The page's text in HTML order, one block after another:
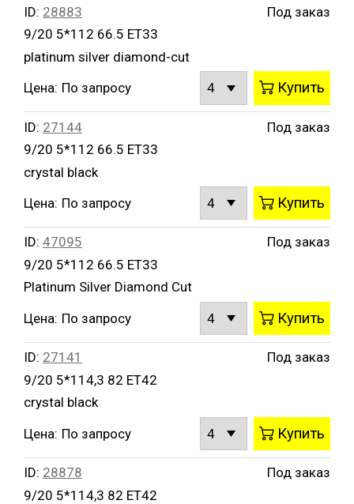
ID: 28883
9/20 5*112 66.5 ET33
platinum silver diamond-cut
Под заказ
Цена: По запросу Купить
ID: 27144
9/20 5*112 66.5 ET33
crystal black
Под заказ
Цена: По запросу Купить
ID: 47095
9/20 5*112 66.5 ET33
Platinum Silver Diamond Cut
Под заказ
Цена: По запросу Купить
ID: 27141
9/20 5*114,3 82 ET42
crystal black
Под заказ
Цена: По запросу Купить
ID: 28878
9/20 5*114,3 82 ET42
Под заказ